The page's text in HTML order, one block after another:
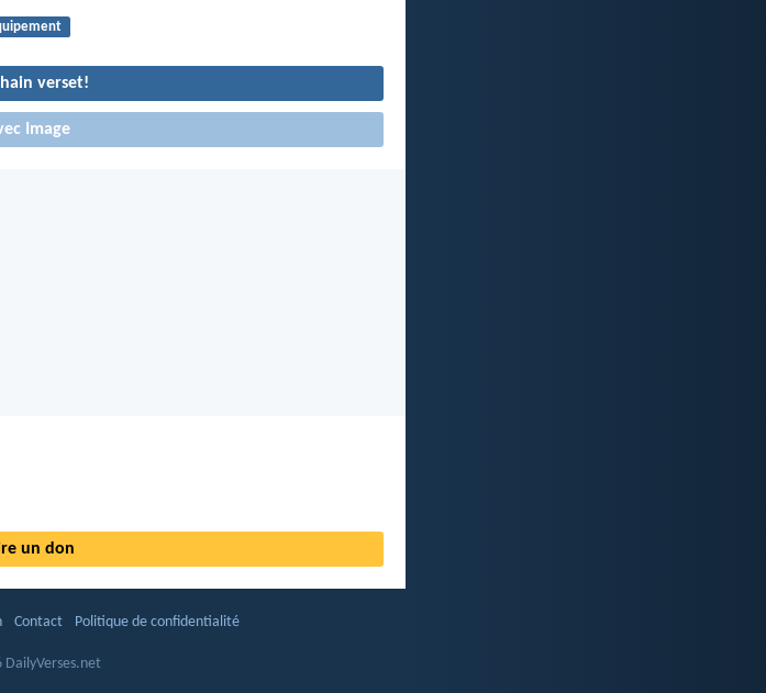
verset!
Image
un don
Contact Politique de confidentialité